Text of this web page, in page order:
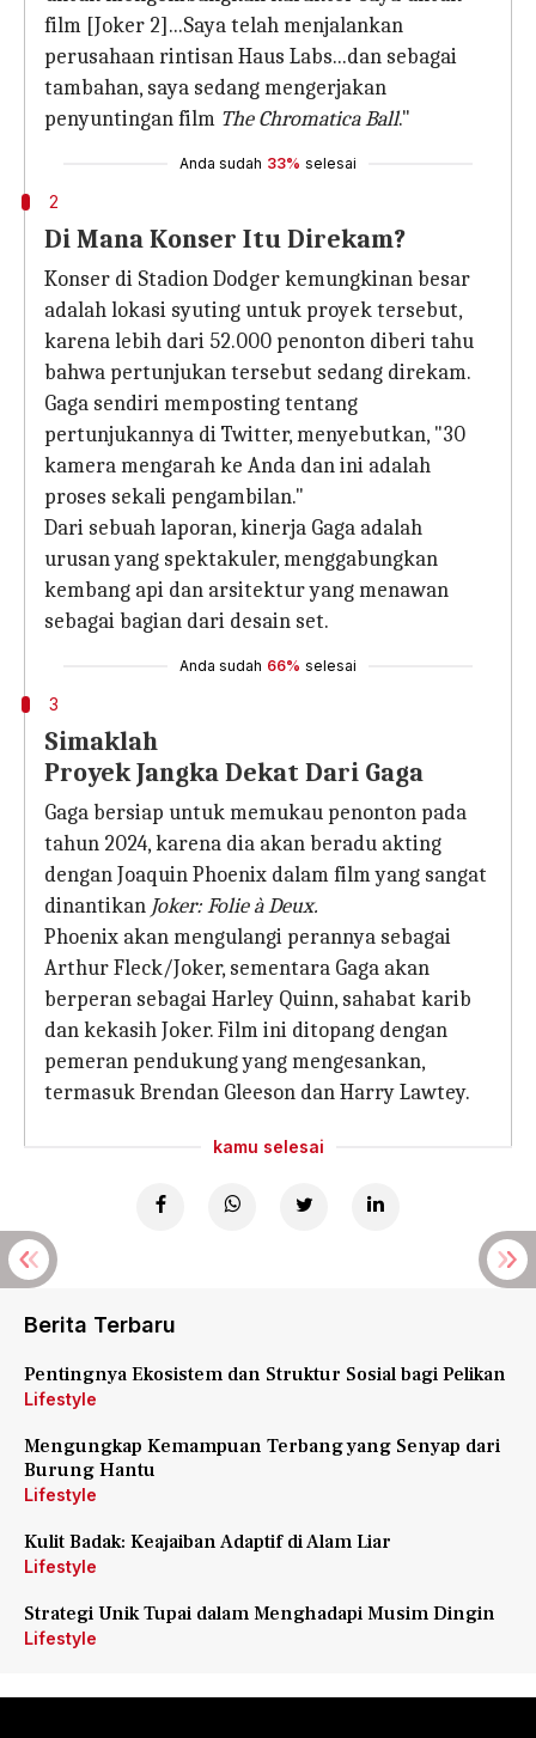
film [Joker 2]...Saya telah menjalankan
perusahaan rintisan Haus Labs...dan sebagai
tambahan, saya sedang mengerjakan
penyuntingan film The Chromatica Ball."
Anda sudah 33% selesai
2
Di Mana Konser Itu Direkam?
Konser di Stadion Dodger kemungkinan besar
adalah lokasi syuting untuk proyek tersebut,
karena lebih dari 52.000 penonton diberi tahu
bahwa pertunjukan tersebut sedang direkam.
Gaga sendiri memposting tentang
pertunjukannya di Twitter, menyebutkan, "30
kamera mengarah ke Anda dan ini adalah
proses sekali pengambilan."
Dari sebuah laporan, kinerja Gaga adalah
urusan yang spektakuler, menggabungkan
kembang api dan arsitektur yang menawan
sebagai bagian dari desain set.
Anda sudah 66% selesai
3
Simaklah
Proyek Jangka Dekat Dari Gaga
Gaga bersiap untuk memukau penonton pada
tahun 2024, karena dia akan beradu akting
dengan Joaquin Phoenix dalam film yang sangat
dinantikan Joker: Folie à Deux.
Phoenix akan mengulangi perannya sebagai
Arthur Fleck/Joker, sementara Gaga akan
berperan sebagai Harley Quinn, sahabat karib
dan kekasih Joker. Film ini ditopang dengan
pemeran pendukung yang mengesankan,
termasuk Brendan Gleeson dan Harry Lawtey.
kamu selesai
Berita Terbaru
Pentingnya Ekosistem dan Struktur Sosial bagi Pelikan
Lifestyle
Mengungkap Kemampuan Terbang yang Senyap dari
Burung Hantu
Lifestyle
Kulit Badak: Keajaiban Adaptif di Alam Liar
Lifestyle
Strategi Unik Tupai dalam Menghadapi Musim Dingin
Lifestyle